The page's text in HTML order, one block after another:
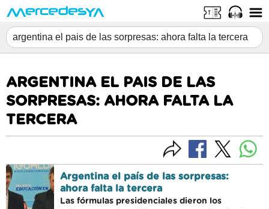
ARGENTINA EL PAIS DE LAS
SORPRESAS: AHORA FALTA LA
TERCERA
Argentina el país de las sorpresas:
ahora falta la tercera
Las fórmulas presidenciales dieron los